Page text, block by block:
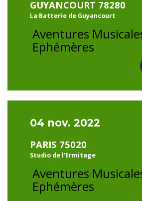
GUYANCOURT 78280
La Batterie de Guyancourt
Aventures
Ephémères
04 nov. 2022
PARIS 75020
Studio de l'Ermitage
Aventures
Ephémères